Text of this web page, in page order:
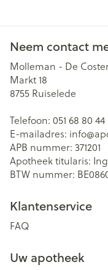
Neem contact
Molleman - De
Markt 18
8755 Ruiselede
Telefoon: 051 68 80 44
E-mailadres: info@
APB nummer: 371201
Apotheek titularis:
BTW nummer:
Klantenservice
FAQ
Uw apotheek